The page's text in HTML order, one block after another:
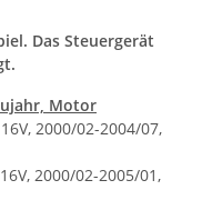
Das Steuergerät
Motor
2000/02-2004/07,
2000/02-2005/01,